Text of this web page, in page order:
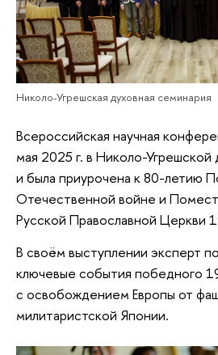
Николо-Угрешская духовная семинария
Всероссийская научная
мая 2025 г. в Николо-
и была приурочена к 80-летию
Отечественной войне и
Русской Православной Церкви
В своём выступлении эксперт
ключевые события победного
с освобождением Европы от
милитаристской Японии.